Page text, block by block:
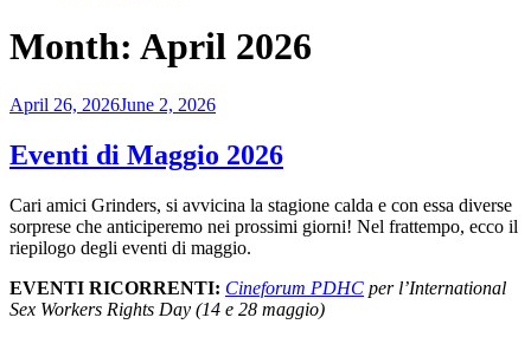
Month: April 2026
Posted
April 26, 2026June 2, 2026
Eventi di Maggio 2026
Cari amici Grinders, si avvicina la stagione calda e con essa diverse
sorprese che anticiperemo nei prossimi giorni! Nel frattempo, ecco il
riepilogo degli eventi di maggio.
EVENTI RICORRENTI: Cineforum PDHC per l’International
Sex Workers Rights Day (14 e 28 maggio)